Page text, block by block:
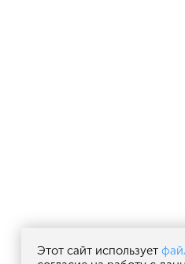
Этот сайт использует